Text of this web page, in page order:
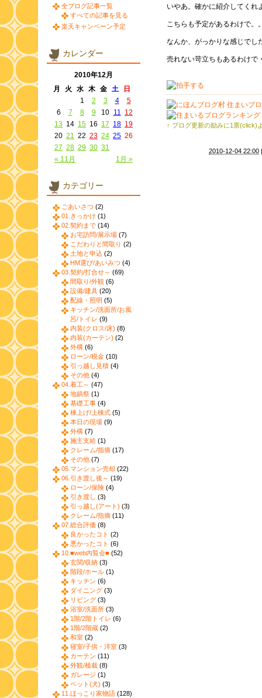
いやあ。確かに紹介してくれ
こちらも予定があるわけで。
なんか、がっかりな感じでし
売れない苛立ちもあるわけで
↑ ブログ更新の励みに1票(click)
2010-12-04 22:00 |
全ブログ記事一覧
すべての記事を見る
楽天キャンペーン予定
カレンダー
2010年12月
月
火 水 木 金 土 日
« 11月 1月 »
1 2 3 4
5
6
7 8 9 10 11 12
13 14 15 16 17 18 19
20 21 22 23 24 25 26
27 28 29 30 31
カテゴリー
ごあいさつ (2)
01.きっかけ (1)
02.契約まで (14)
お宅訪問/展示場 (7)
こだわりと間取り (2)
土地と申込 (2)
HM選び/あいみつ (4)
03.契約/打合せ～ (69)
間取り/外観 (6)
設備/建具 (20)
配線・照明 (5)
キッチン/洗面所/お風
呂/トイレ (9)
内装(クロス/床) (8)
内装(カーテン) (2)
外構 (6)
ローン/税金 (10)
引っ越し見積 (4)
その他 (4)
04.着工～ (47)
地鎮祭 (1)
基礎工事 (4)
棟上げ/上棟式 (5)
本日の現場 (9)
外構 (7)
施主支給 (1)
クレーム/指摘 (17)
その他 (7)
05.マンション売却 (22)
06.引き渡し後～ (19)
ローン/保険 (4)
引き渡し (3)
引っ越し(アート) (3)
クレーム/指摘 (11)
07.総合評価 (8)
良かったコト (2)
悪かったコト (6)
10.■web内覧会■ (52)
玄関/収納 (3)
階段/ホール (1)
キッチン (6)
ダイニング (3)
リビング (3)
浴室/洗面所 (3)
1階/2階トイレ (6)
1階/2階蔵 (2)
和室 (2)
寝室/子供・洋室 (3)
カーテン (11)
外観/植栽 (8)
ガレージ (1)
ペット(犬) (3)
11.ほっこり家物語 (128)